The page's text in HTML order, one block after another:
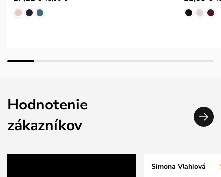
Hodnotenie
zákazníkov
Simona Vlahiová